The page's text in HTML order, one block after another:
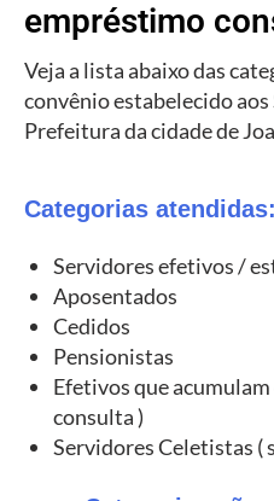
empréstimo
Veja a lista abaixo das
convênio estabelecido
Prefeitura da cidade de
Categorias atendidas:
Servidores efetivos /
Aposentados
Cedidos
Pensionistas
Efetivos que
consulta )
Servidores Celetistas (